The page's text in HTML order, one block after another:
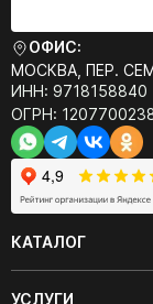
ОФИС:
МОСКВА, ПЕР.
ИНН: 9718158840
ОГРН:
КАТАЛОГ
УСЛУГИ